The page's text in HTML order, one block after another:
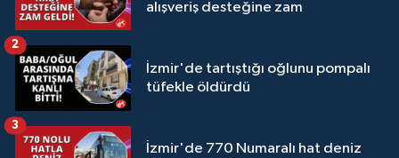
alışveriş desteğine zam
İzmir'de tartıştığı oğlunu pompalı
tüfekle öldürdü
2
İzmir'de 770 Numaralı hat deniz
3